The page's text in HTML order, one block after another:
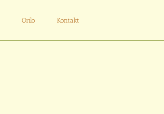
Orilo Kontakt